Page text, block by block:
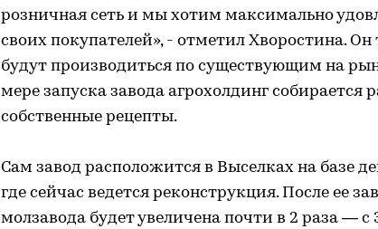
розничная сеть и мы хотим максимально
своих покупателей», - отметил Хворостина.
будут производиться по существующим на
мере запуска завода агрохолдинг собирается
собственные рецепты.
Сам завод расположится в Выселках на базе
где сейчас ведется реконструкция. После ее
молзавода будет увеличена почти в 2 раза — с